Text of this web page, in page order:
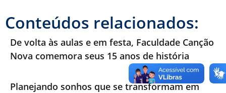
Conteúdos relacionados:
De volta às aulas e em festa, Faculdade Canção
Nova comemora seus 15 anos de história
Planejando sonhos que se transformam em